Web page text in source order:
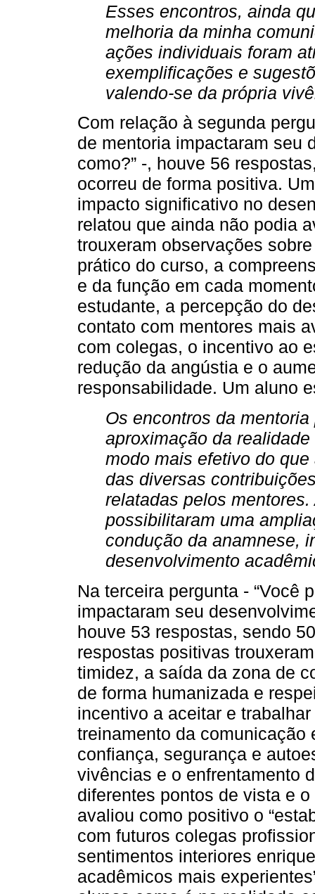
Esses encontros, ainda
melhoria da minha
ações individuais foram
exemplificações e
valendo-se da própria
Com relação à segunda
de mentoria impactaram seu
como?” -, houve 56
ocorreu de forma positiva.
impacto significativo no
relatou que ainda não podia
trouxeram observações
prático do curso, a
e da função em cada
estudante, a percepção do
contato com mentores mais
com colegas, o incentivo ao
redução da angústia e o
responsabilidade. Um aluno
Os encontros da
aproximação da
modo mais efetivo do
das diversas
relatadas pelos
possibilitaram uma
condução da anamnese,
desenvolvimento
Na terceira pergunta - “Você
impactaram seu
houve 53 respostas, sendo
respostas positivas
timidez, a saída da zona de
de forma humanizada e
incentivo a aceitar e
treinamento da comunicação
confiança, segurança e
vivências e o enfrentamento
diferentes pontos de vista e
avaliou como positivo o
com futuros colegas
sentimentos interiores
acadêmicos mais